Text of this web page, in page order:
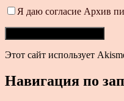
Я даю согласие Архив
Этот сайт использует
Навигация по